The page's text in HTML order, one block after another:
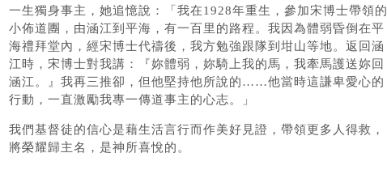
一生獨身事主，她追憶說：「我在1928年重生，參加宋博士帶領的
小佈道團，由涵江到平海，有一百里的路程。我因為體弱昏倒在平
海禮拜堂內，經宋博士代禱後，我方勉強跟隊到坩山等地。返回涵
江時，宋博士對我講：『妳體弱，妳騎上我的馬，我牽馬護送妳回
涵江。』我再三推卻，但他堅持他所說的……他當時這謙卑愛心的
行動，一直激勵我專一傳道事主的心志。」
我們基督徒的信心是藉生活言行而作美好見證，帶領更多人得救，
將榮耀歸主名，是神所喜悅的。